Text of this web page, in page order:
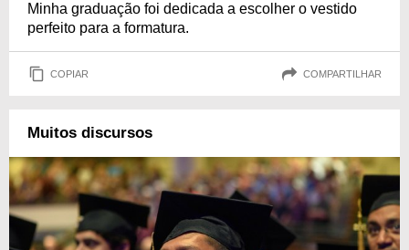
Minha graduação foi dedicada a escolher o vestido
perfeito para a formatura.
COPIAR COMPARTILHAR
Muitos discursos